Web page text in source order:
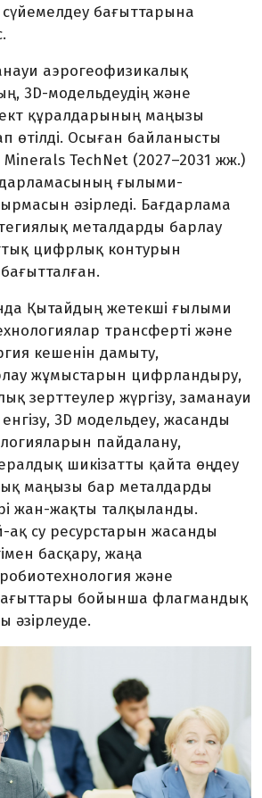
бағыттарына
аэрогеофизикалық
3D-модельдеудің және
құралдарының маңызы
өтілді. Осыған байланысты
TechNet (2027–2031 жж.)
ғылыми-
әзірледі. Бағдарлама
металдарды барлау
цифрлық контурын
Қытайдың жетекші ғылыми
трансферті және
кешенін дамыту,
жұмыстарын цифрландыру,
зерттеулер жүргізу, заманауи
енгізу, 3D модельдеу, жасанды
пайдалану,
шикізатты қайта өңдеу
маңызы бар металдарды
жан-жақты талқыланды.
ақ су ресурстарын жасанды
басқару, жаңа
және
бойынша флагмандық
әзірлеуде.